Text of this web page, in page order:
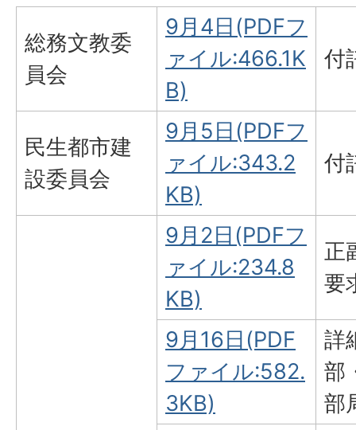
総務文教委
員会
9月4日(PDFフ
ァイル:466.1K
B)
付
民生都市建
設委員会
9月5日(PDFフ
ァイル:343.2
KB)
付
9月2日(PDFフ
ァイル:234.8
KB)
正
要
9月16日(PDF
ファイル:582.
3KB)
詳
部
部